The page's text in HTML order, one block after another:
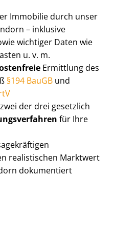
Immobilie durch unser
– inklusive
wichtiger Daten wie
u. v. m.
Ermittlung des
§194 BauGB und
der drei gesetzlich
für Ihre
realistischen Marktwert
dokumentiert